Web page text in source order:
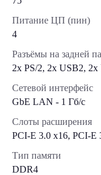
Питание ЦП (пин)
4
Разъёмы на задней
2x PS/2, 2x USB2,
Сетевой интерфейс
GbE LAN - 1 Гб/с
Слоты расширения
PCI-E 3.0 x16, PCI-E
Тип памяти
DDR4